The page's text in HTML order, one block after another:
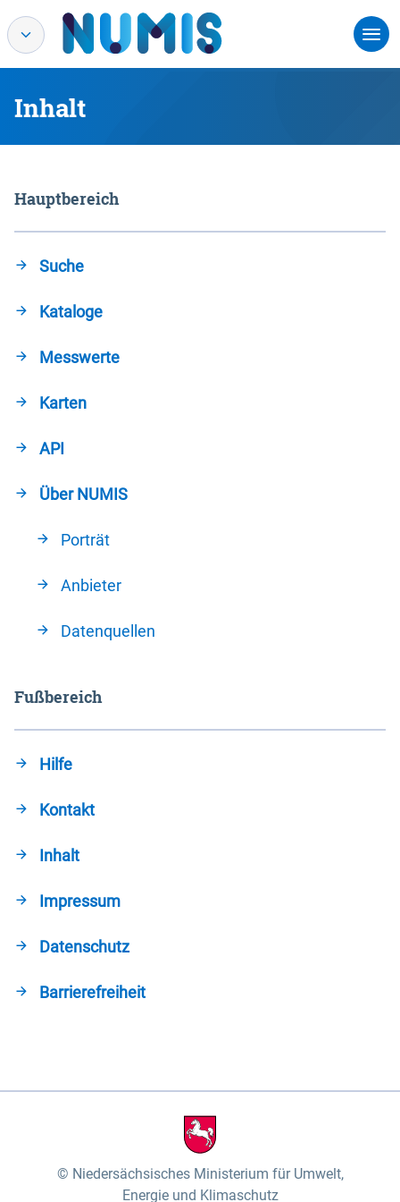
Inhalt
Hauptbereich
Suche
Kataloge
Messwerte
Karten
API
Über NUMIS
Porträt
Anbieter
Datenquellen
Fußbereich
Hilfe
Kontakt
Inhalt
Impressum
Datenschutz
Barrierefreiheit
Niedersächsisches Ministerium für Umwelt,
Energie und Klimaschutz